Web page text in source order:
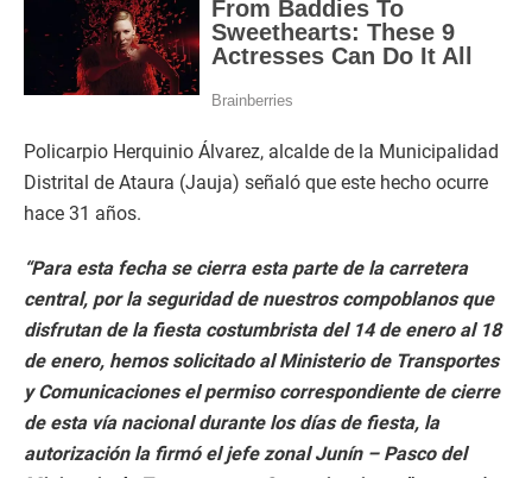
Policarpio Herquinio Álvarez, alcalde de la Municipalidad
Distrital de Ataura (Jauja) señaló que este hecho ocurre
hace 31 años.
“Para esta fecha se cierra esta parte de la carretera
central, por la seguridad de nuestros compoblanos que
disfrutan de la fiesta costumbrista del 14 de enero al 18
de enero, hemos solicitado al Ministerio de Transportes
y Comunicaciones el permiso correspondiente de cierre
de esta vía nacional durante los días de fiesta, la
autorización la firmó el jefe zonal Junín – Pasco del